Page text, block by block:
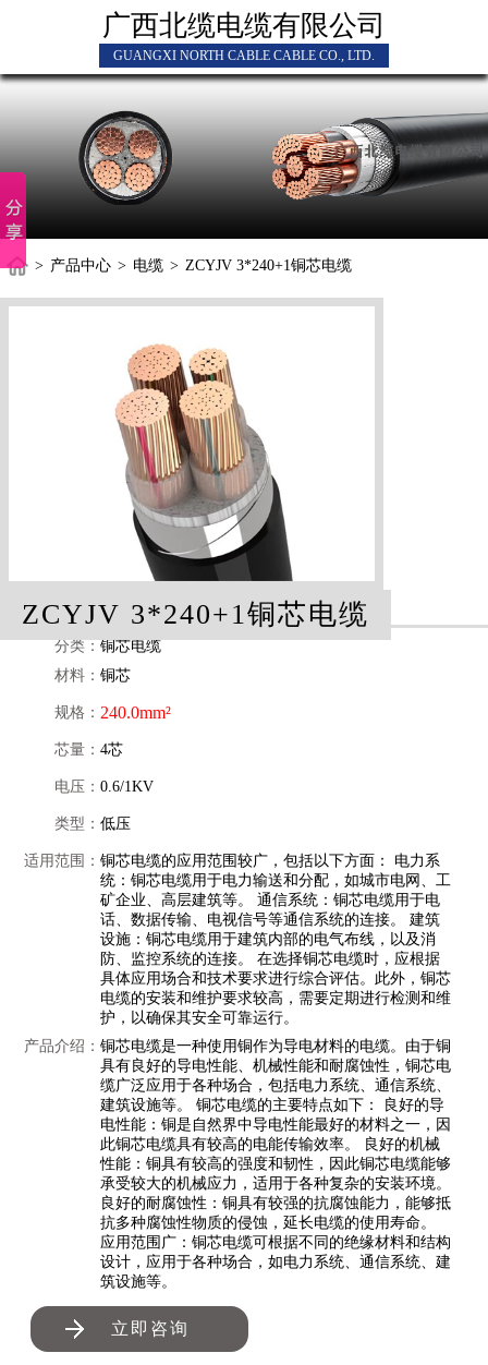
广西北缆电缆有限公司
GUANGXI NORTH CABLE CABLE CO., LTD.
> 产品中心 > 电缆 > ZCYJV 3*240+1铜芯电缆
ZCYJV 3*240+1铜芯电缆
分类：铜芯电缆
材料：铜芯
规格： 240.0mm²
芯量：4芯
电压：0.6/1KV
类型：低压
适用范围：铜芯电缆的应用范围较广，包括以下方面： 电力系
统：铜芯电缆用于电力输送和分配，如城市电网、工
矿企业、高层建筑等。 通信系统：铜芯电缆用于电
话、数据传输、电视信号等通信系统的连接。 建筑
设施：铜芯电缆用于建筑内部的电气布线，以及消
防、监控系统的连接。 在选择铜芯电缆时，应根据
具体应用场合和技术要求进行综合评估。此外，铜芯
电缆的安装和维护要求较高，需要定期进行检测和维
护，以确保其安全可靠运行。
产品介绍：铜芯电缆是一种使用铜作为导电材料的电缆。由于铜
具有良好的导电性能、机械性能和耐腐蚀性，铜芯电
缆广泛应用于各种场合，包括电力系统、通信系统、
建筑设施等。 铜芯电缆的主要特点如下： 良好的导
电性能：铜是自然界中导电性能最好的材料之一，因
此铜芯电缆具有较高的电能传输效率。 良好的机械
性能：铜具有较高的强度和韧性，因此铜芯电缆能够
承受较大的机械应力，适用于各种复杂的安装环境。
良好的耐腐蚀性：铜具有较强的抗腐蚀能力，能够抵
抗多种腐蚀性物质的侵蚀，延长电缆的使用寿命。
应用范围广：铜芯电缆可根据不同的绝缘材料和结构
设计，应用于各种场合，如电力系统、通信系统、建
筑设施等。
立即咨询